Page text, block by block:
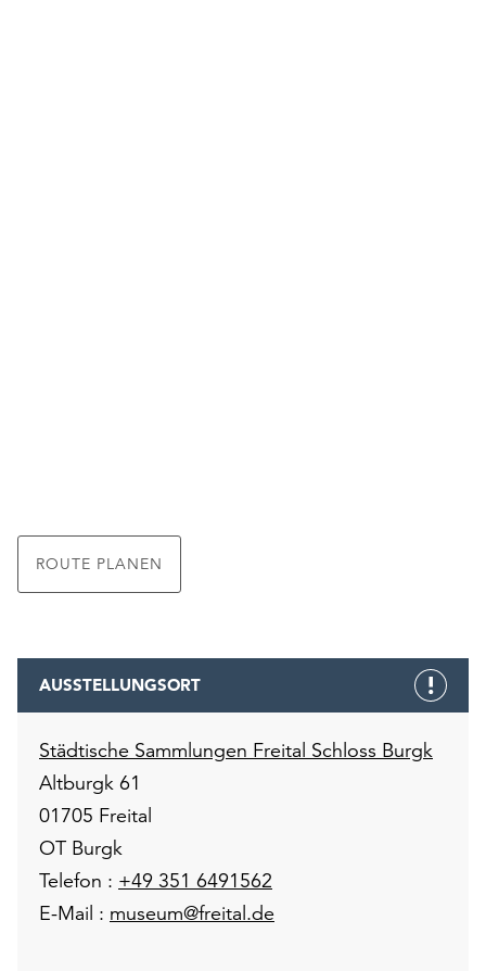
ROUTE PLANEN
AUSSTELLUNGSORT
Städtische Sammlungen Freital Schloss Burgk
Altburgk 61
01705 Freital
OT Burgk
Telefon : +49 351 6491562
E-Mail : museum@freital.de